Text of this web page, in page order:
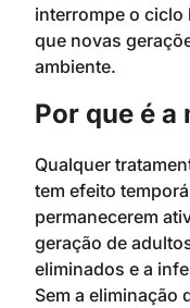
interrompe o
que novas
ambiente.
Por que é
Qualquer
tem efeito
permanecerem
geração de
eliminados e a
Sem a eliminação